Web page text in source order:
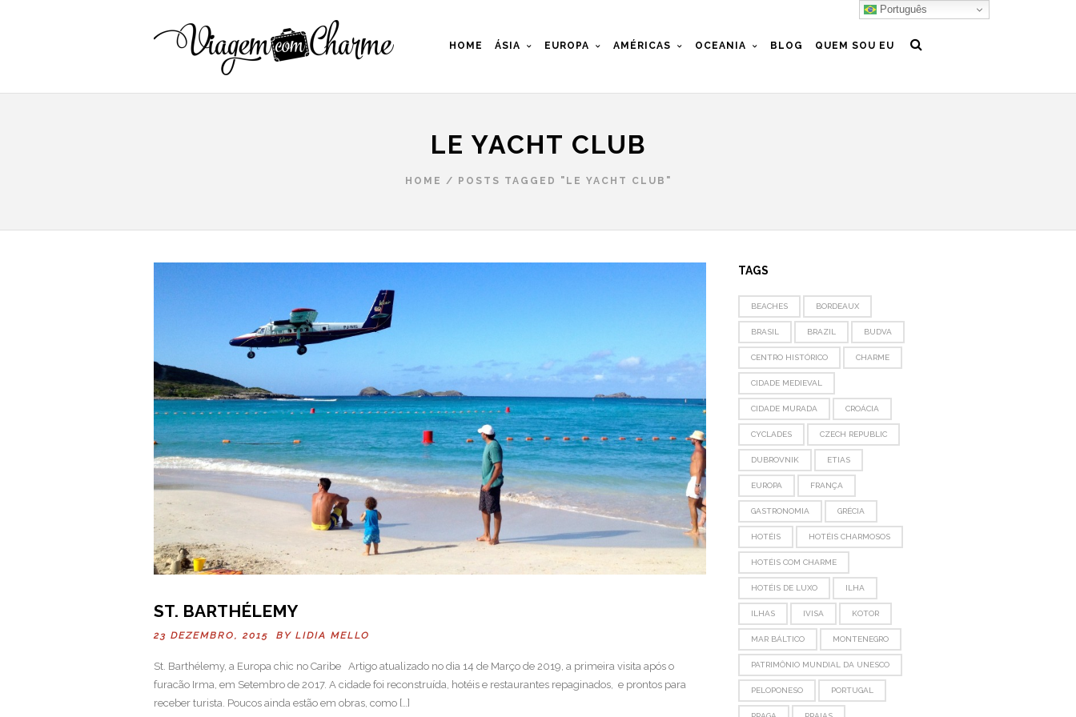
HOME ÁSIA EUROPA AMÉRICAS OCEANIA BLOG QUEM SOU EU
LE YACHT CLUB
HOME / POSTS TAGGED "LE YACHT CLUB"
ST. BARTHÉLEMY
23 DEZEMBRO, 2015 BY LIDIA MELLO
St. Barthélemy, a Europa chic no Caribe Artigo atualizado no dia 14 de Março de 2019, a primeira visita após o
furacão Irma, em Setembro de 2017. A cidade foi reconstruída, hotéis e restaurantes repaginados, e prontos para
receber turista. Poucos ainda estão em obras, como […]
TAGS
BEACHES BORDEAUX
BRASIL BRAZIL BUDVA
CENTRO HISTÓRICO CHARME
CIDADE MEDIEVAL
CIDADE MURADA CROÁCIA
CYCLADES CZECH REPUBLIC
DUBROVNIK ETIAS
EUROPA FRANÇA
GASTRONOMIA GRÉCIA
HOTÉIS HOTÉIS CHARMOSOS
HOTÉIS COM CHARME
HOTÉIS DE LUXO ILHA
ILHAS IVISA KOTOR
MAR BÁLTICO MONTENEGRO
PATRIMÔNIO MUNDIAL DA UNESCO
PELOPONESO PORTUGAL
Português